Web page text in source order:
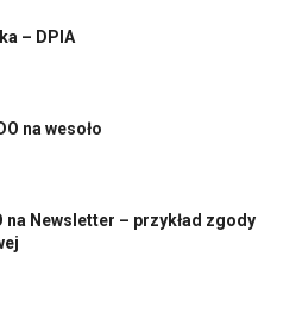
– DPIA
na wesoło
na Newsletter – przykład zgody